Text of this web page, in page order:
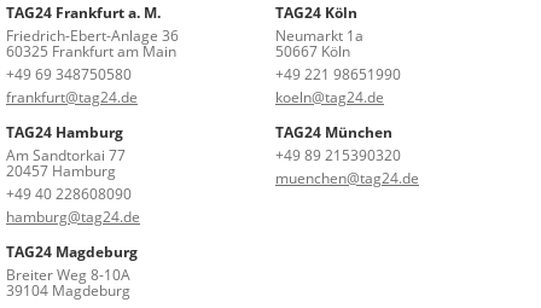
TAG24 Frankfurt a. M.
Friedrich-Ebert-Anlage 36
60325 Frankfurt am Main
+49 69 348750580
frankfurt@tag24.de
TAG24 Köln
Neumarkt 1a
50667 Köln
+49 221 98651990
koeln@tag24.de
TAG24 Hamburg
Am Sandtorkai 77
20457 Hamburg
+49 40 228608090
hamburg@tag24.de
TAG24 München
+49 89 215390320
muenchen@tag24.de
TAG24 Magdeburg
Breiter Weg 8-10A
39104 Magdeburg